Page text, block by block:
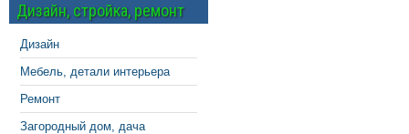
Дизайн, стройка, ремонт
Дизайн
Мебель, детали интерьера
Ремонт
Загородный дом, дача